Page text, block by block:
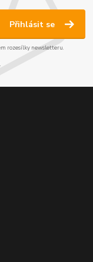
Přihlásit se
rozesílky newsletteru.